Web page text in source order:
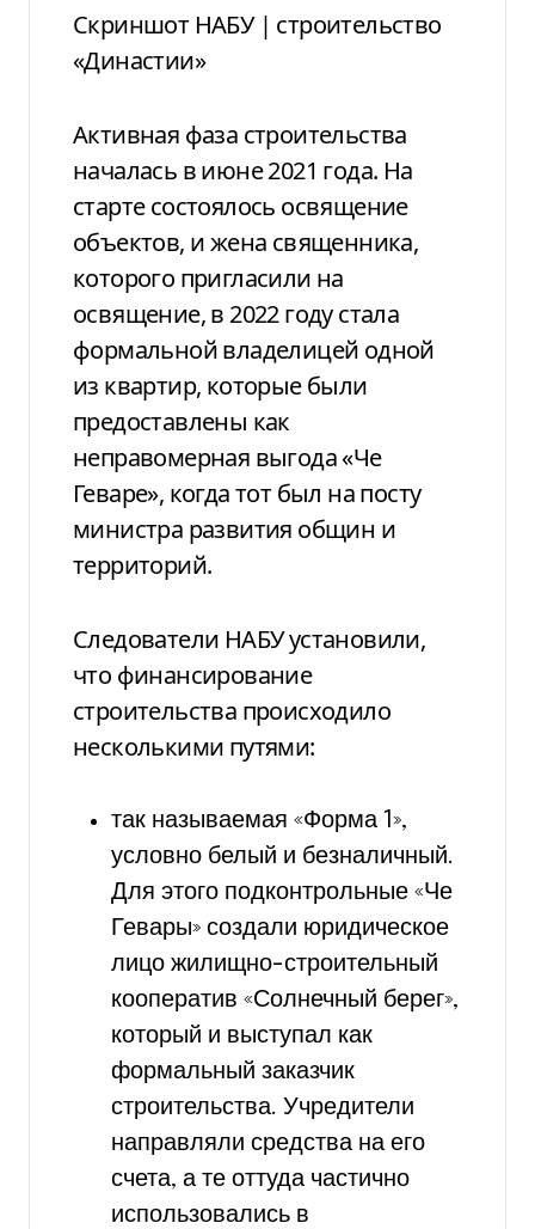
Скриншот НАБУ | строительство
«Династии»
Активная фаза строительства
началась в июне 2021 года. На
старте состоялось освящение
объектов, и жена священника,
которого пригласили на
освящение, в 2022 году стала
формальной владелицей одной
из квартир, которые были
предоставлены как
неправомерная выгода «Че
Геваре», когда тот был на посту
министра развития общин и
территорий.
Следователи НАБУ установили,
что финансирование
строительства происходило
несколькими путями:
так называемая «Форма 1»,
условно белый и безналичный.
Для этого подконтрольные «Че
Гевары» создали юридическое
лицо жилищно-строительный
кооператив «Солнечный берег»,
который и выступал как
формальный заказчик
строительства. Учредители
направляли средства на его
счета, а те оттуда частично
использовались в